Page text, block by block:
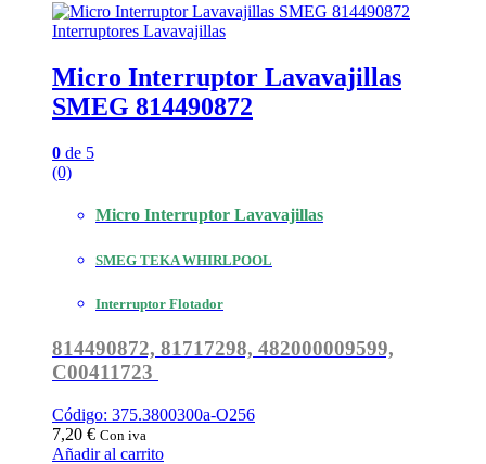
Interruptores Lavavajillas
Micro Interruptor Lavavajillas
SMEG 814490872
0 de 5
(0)
Micro Interruptor Lavavajillas
SMEG TEKA WHIRLPOOL
Interruptor Flotador
814490872, 81717298, 482000009599,
C00411723
Código: 375.3800300a-O256
7,20 € Con iva
Añadir al carrito